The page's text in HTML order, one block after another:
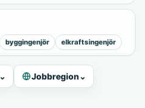
byggingenjör elkraftsingenjör
⌄ Jobbregion⌄